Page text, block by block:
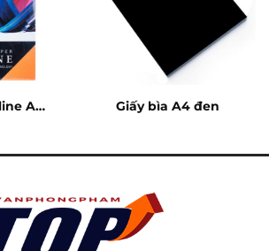
A4
Giấy bìa A4 đen